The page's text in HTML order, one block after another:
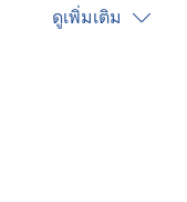
รองผู้บัญชาการตำร
ดูเพิ่มเติม